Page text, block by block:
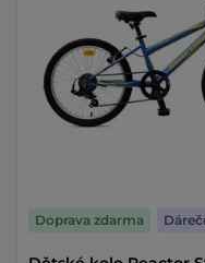
Doprava zdarma